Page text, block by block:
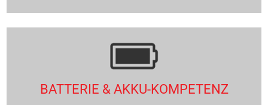
BATTERIE & AKKU-KOMPETENZ